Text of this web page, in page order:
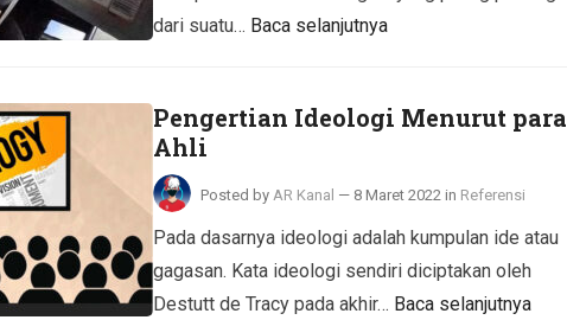
dari suatu… Baca selanjutnya
Pengertian Ideologi Menurut para
Ahli
Posted by AR Kanal — 8 Maret 2022 in Referensi
Pada dasarnya ideologi adalah kumpulan ide atau
gagasan. Kata ideologi sendiri diciptakan oleh
Destutt de Tracy pada akhir… Baca selanjutnya